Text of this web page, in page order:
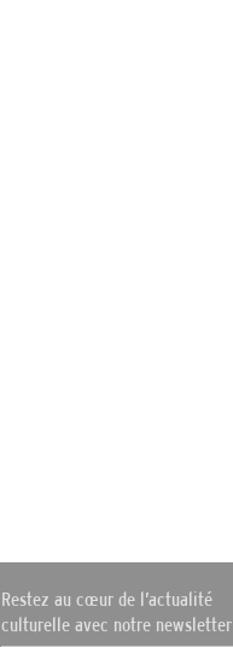
Restez au cœur de l’actualité
culturelle avec notre newsletter